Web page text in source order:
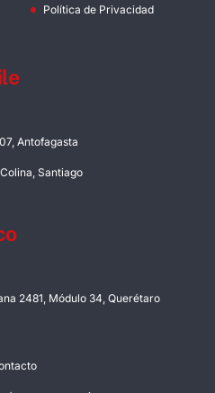
Política de Privacidad
Antofagasta
Santiago
2481, Módulo 34, Querétaro